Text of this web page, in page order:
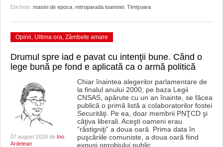
Etichete: masini de epoca retroparada toamnei Timişoara
Opinii Ultima ora Zâmbete amare
Drumul spre iad e pavat cu intenţii bune. Când o
lege bună pe fond e aplicată ca o armă politică
07 august 2026 de Ino
Ardelean
Chiar înaintea alegerilor parlamentare de
la finalul anului 2000, pe baza Legii
CNSAS, apărute cu un an înainte, se făcea
publică o primă listă a colaboratorilor fostei
Securităţi. Pe ea, doar membrii PNŢCD şi
câţiva liberali. Aceşti oameni erau
“răstigniţi” a doua oară. Prima data în
puşcăriile comuniste, a doua oară fiind
expuşi oprobiului public,